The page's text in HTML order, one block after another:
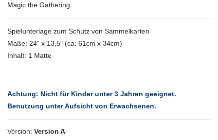
Magic the Gathering.
Spielunterlage zum Schutz von Sammelkarten
Maße: 24" x 13,5" (ca: 61cm x 34cm)
Inhalt: 1 Matte
Achtung: Nicht für Kinder unter 3 Jahren geeignet.
Benutzung unter Aufsicht von Erwachsenen.
Version: Version A